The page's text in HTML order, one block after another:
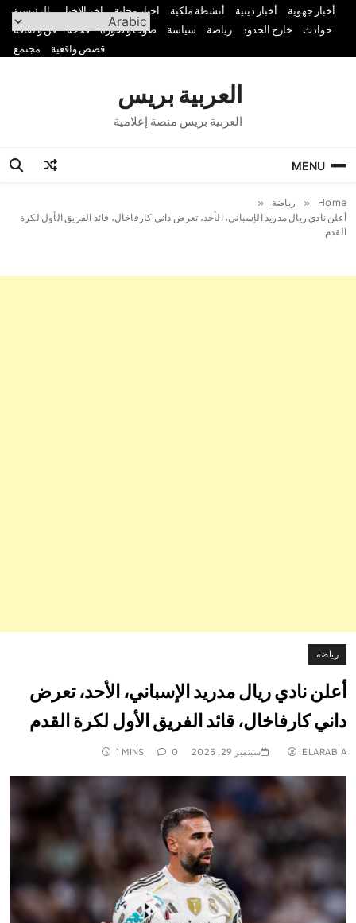
Skipأخبار جهوية أخبار دينية أنشطة ملكية اخبار محلية اخر الاخبار
الرئيسية
حوادث
خارج الحدود رياضة سياسة صوت و صورة فلاحة
فن و ثقافة
قصص واقعية
مجتمع
العربية بريس
العربية بريس منصة إعلامية
MENU
Home
رياضة
أعلن نادي ريال مدريد الإسباني، الأحد، تعرض داني كارفاخال، قائد الفريق الأول لكرة
القدم
رياضة
أعلن نادي ريال مدريد الإسباني، الأحد، تعرض
داني كارفاخال، قائد الفريق الأول لكرة القدم
ELARABIA سبتمبر 29, 2025 0
1 MINS